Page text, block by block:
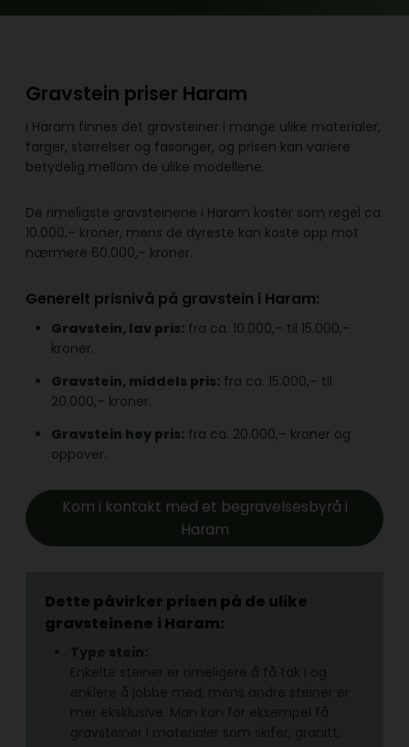
Gravstein priser Haram
i Haram finnes det gravsteiner i mange ulike materialer,
farger, størrelser og fasonger, og prisen kan variere
betydelig mellom de ulike modellene.
De rimeligste gravsteinene i Haram koster som regel ca.
10.000,– kroner, mens de dyreste kan koste opp mot
nærmere 60.000,– kroner.
Generelt prisnivå på gravstein i Haram:
Gravstein, lav pris: fra ca. 10.000,– til 15.000,–
kroner.
Gravstein, middels pris: fra ca. 15.000,– til
20.000,– kroner.
Gravstein høy pris: fra ca. 20.000,– kroner og
oppover.
Kom i kontakt med et begravelsesbyrå i
Haram
Dette påvirker prisen på de ulike
gravsteinene i Haram: